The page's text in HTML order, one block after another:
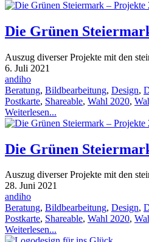
Die Grünen
Auszug diverser Projekte mit den
6. Juli 2021
andiho
Beratung, Bildbearbeitung, Design,
Postkarte, Shareable, Wahl 2020,
Weiterlesen...
Die Grünen
Auszug diverser Projekte mit den
28. Juni 2021
andiho
Beratung, Bildbearbeitung, Design,
Postkarte, Shareable, Wahl 2020,
Weiterlesen...